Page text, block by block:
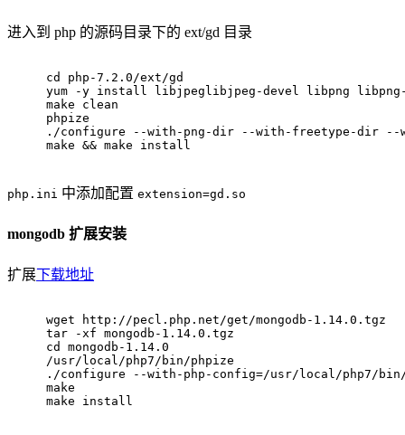
进入到 php 的源码目录下的 ext/gd 目录
cd php-7.2.0/ext/gd
yum -y install libjpeglibjpeg-devel libpng
make clean
phpize
./configure --with-png-dir --with-freetype-dir --
make && make install
php.ini 中添加配置 extension=gd.so
mongodb 扩展安装
扩展下载地址
wget http://pecl.php.net/get/mongodb-1.14.0.tgz
tar -xf mongodb-1.14.0.tgz
cd mongodb-1.14.0
/usr/local/php7/bin/phpize
./configure --with-php-config=/usr/local/php7/
make
make install